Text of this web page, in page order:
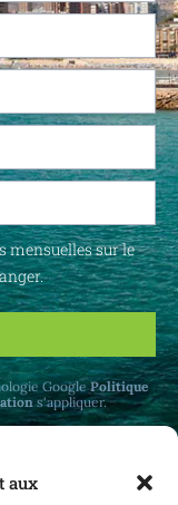
aux
mensuelles sur le
GooglePolitique
s'appliquer.